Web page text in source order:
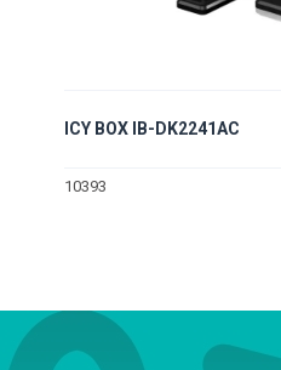
ICY BOX IB-DK2241AC
10393